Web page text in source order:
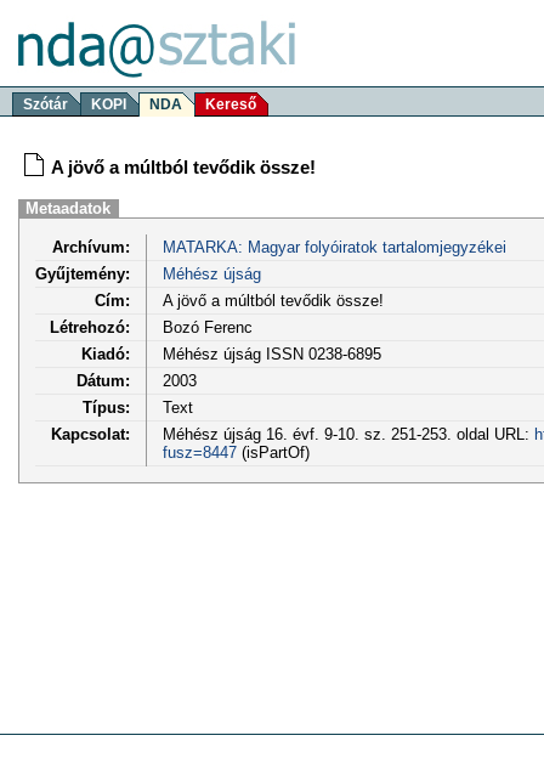
Szótár KOPI NDA Kereső
A jövő a múltból tevődik össze!
Metaadatok
Archívum:
MATARKA: Magyar folyóiratok tartalomjegyzékei
Gyűjtemény:
Méhész újság
Cím:
A jövő a múltból tevődik össze!
Létrehozó:
Bozó Ferenc
Kiadó:
Méhész újság ISSN 0238-6895
Dátum:
2003
Típus:
Text
Kapcsolat:
Méhész újság 16. évf. 9-10. sz. 251-253. oldal URL:
fusz=8447(isPartOf)